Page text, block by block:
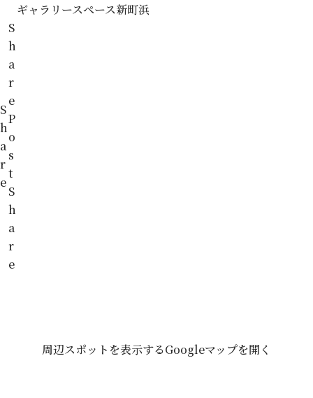
ギャラリースペース新町浜
周辺スポットを表示するGoogleマップを開く
S
h
a
r
e
S
h
a
r
e
P
o
s
t
S
h
a
r
e